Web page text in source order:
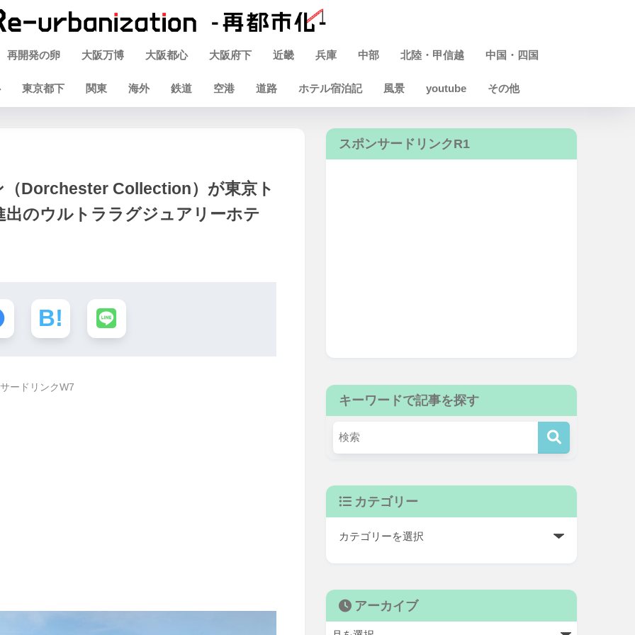
再開発の卵 大阪万博 大阪都心 大阪府下 近畿 兵庫 中部 北陸・甲信越 中国・四国
東京都下 関東 海外 鉄道 空港 道路 ホテル宿泊記 風景 youtube その他
Dorchester Collection）が東京ト
のウルトララグジュアリーホテ
ードリンクW7
スポンサードリンクR1
キーワードで記事を探す
カテゴリー
アーカイブ